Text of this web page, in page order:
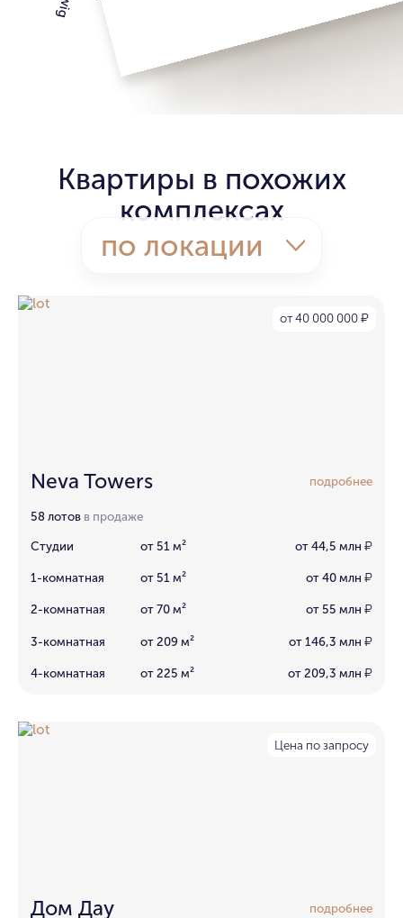
Квартиры в похожих
комплексах
по локации
от 40 000 000 ₽
Neva Towers подробнее
58 лотов в продаже
Студии от 51 м² от 44,5 млн ₽
1-комнатная от 51 м² от 40 млн ₽
2-комнатная от 70 м² от 55 млн ₽
3-комнатная от 209 м² от 146,3 млн ₽
4-комнатная от 225 м² от 209,3 млн ₽
Цена по запросу
Дом Дау подробнее